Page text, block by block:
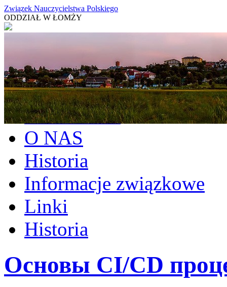
Związek Nauczycielstwa Polskiego
ODDZIAŁ W ŁOMŻY
Aktualności
O NAS
Historia
Informacje związkowe
Linki
Historia
Основы CI/CD